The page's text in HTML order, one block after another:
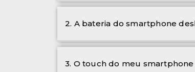
2. A bateria do smartphone
3. O touch do meu